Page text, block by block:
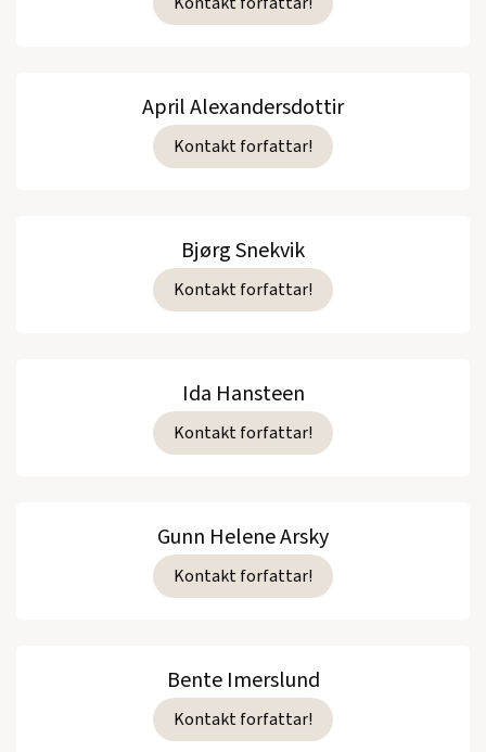
April Alexandersdottir
Kontakt forfattar!
Bjørg Snekvik
Kontakt forfattar!
Ida Hansteen
Kontakt forfattar!
Gunn Helene Arsky
Kontakt forfattar!
Bente Imerslund
Kontakt forfattar!